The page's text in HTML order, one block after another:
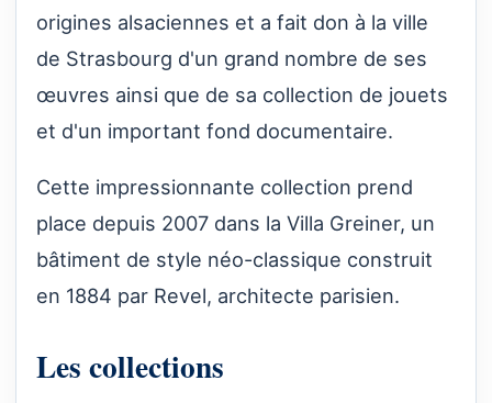
origines alsaciennes et a fait don à la ville
de Strasbourg d'un grand nombre de ses
œuvres ainsi que de sa collection de jouets
et d'un important fond documentaire.
Cette impressionnante collection prend
place depuis 2007 dans la Villa Greiner, un
bâtiment de style néo-classique construit
en 1884 par Revel, architecte parisien.
Les collections